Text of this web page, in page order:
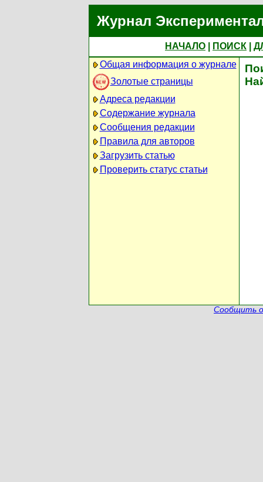
Журнал
НАЧАЛО ПОИСК
Общая информация о журнале
Золотые страницы
Адреса редакции
Содержание журнала
Сообщения редакции
Правила для авторов
Загрузить статью
Проверить статус статьи
Сообщить о